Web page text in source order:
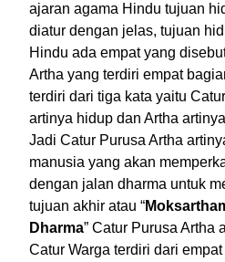
ajaran agama Hindu tujuan
diatur dengan jelas, tujuan
Hindu ada empat yang
Artha yang terdiri empat
terdiri dari tiga kata yaitu
artinya hidup dan Artha
Jadi Catur Purusa Artha
manusia yang akan
dengan jalan dharma untuk
tujuan akhir atau “
Dharma” Catur Purusa Artha
Catur Warga terdiri dari